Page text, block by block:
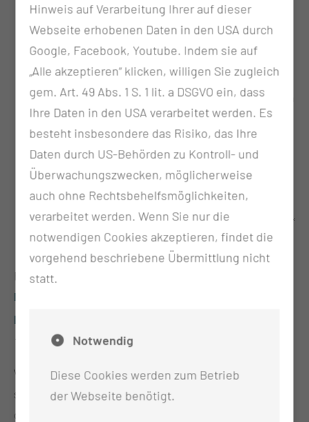
Wochenende und Feiertag) erhalten haben.
Die Anmeldung muss spätestens am Vortag
Ihrer Aufnahme bis 20:00 Uhr erfolgen. Nur
dann ist gewährleistet, dass Sie Ihre
Unterlagen am Aufnahmetag schnellst möglich
erhalten.
Zur Onlineaufnahme benötigen Sie Ihren
Einweisungsschein ("Verordnung von
Krankenhausbehandlung").
Füllen Sie alle notwendigen Angaben von
Schritt 1 bis Schritt 8 ordnungsgemäß aus. Mit *
markierte Felder sind Pflichtfelder.
Hier können Sie die
Patienteninformation zur Verarbeitung
personenbezogener Daten nach EU-DSGVO
→ einsehen.
Wenn Sie zur OnlineaufnahmeFragen →haben,
stehen Ihnen die Mitarbeiterinnen und Mitarbeiter
der Aufnahme per Mail unter der Online Anmeldung
Hinweis auf Verarbeitung Ihrer auf dieser
Webseite erhobenen Daten in den USA durch
Google, Facebook, Youtube. Indem sie auf
„Alle akzeptieren“ klicken, willigen Sie zugleich
gem. Art. 49 Abs. 1 S. 1 lit. a DSGVO ein, dass
Ihre Daten in den USA verarbeitet werden. Es
besteht insbesondere das Risiko, das Ihre
Daten durch US-Behörden zu Kontroll- und
Überwachungszwecken, möglicherweise
auch ohne Rechtsbehelfsmöglichkeiten,
verarbeitet werden. Wenn Sie nur die
notwendigen Cookies akzeptieren, findet die
vorgehend beschriebene Übermittlung nicht
statt.
Notwendig
Diese Cookies werden zum Betrieb
der Webseite benötigt.